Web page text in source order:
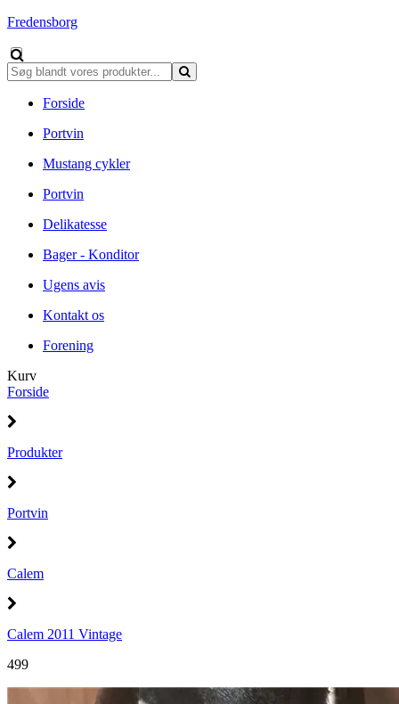
Fredensborg
Forside
Portvin
Mustang cykler
Portvin
Delikatesse
Bager - Konditor
Ugens avis
Kontakt os
Forening
Kurv
Forside
Produkter
Portvin
Calem
Calem 2011 Vintage
499